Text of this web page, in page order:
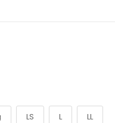
LS L LL